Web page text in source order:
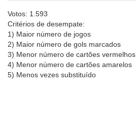
Votos: 1.593
Critérios de desempate:
1) Maior número de jogos
2) Maior número de gols marcados
3) Menor número de cartões vermelhos
4) Menor número de cartões amarelos
5) Menos vezes substituído